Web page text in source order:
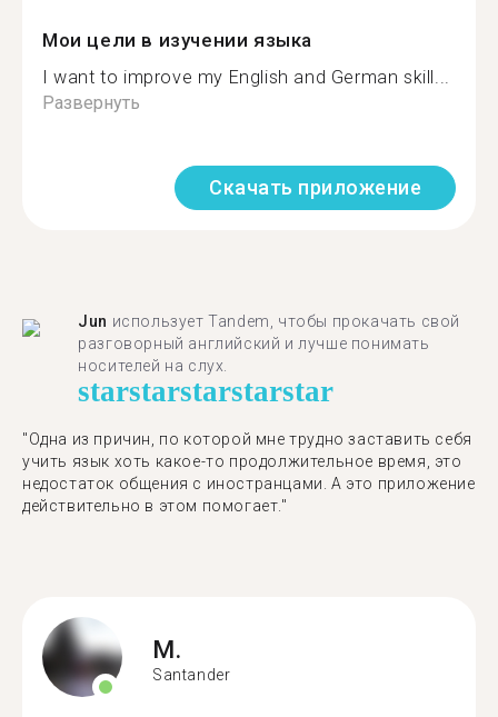
Мои цели в изучении языка
I want to improve my English and German skill...
Развернуть
Скачать приложение
Jun использует Tandem, чтобы прокачать свой
разговорный английский и лучше понимать
носителей на слух.
starstarstarstarstar
"Одна из причин, по которой мне трудно заставить себя
учить язык хоть какое-то продолжительное время, это
недостаток общения с иностранцами. А это приложение
действительно в этом помогает."
M.
Santander